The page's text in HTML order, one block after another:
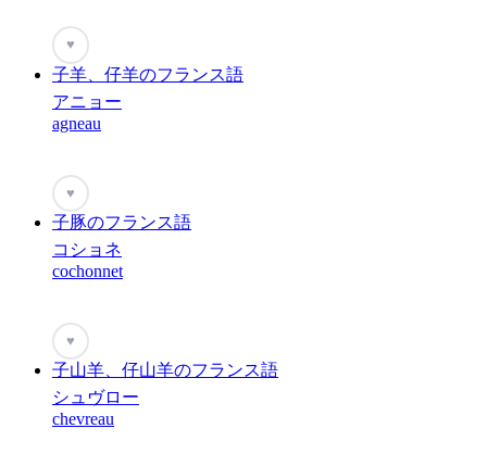
♥
子羊、仔羊のフランス語
アニョー
agneau
♥
子豚のフランス語
コショネ
cochonnet
♥
子山羊、仔山羊のフランス語
シュヴロー
chevreau